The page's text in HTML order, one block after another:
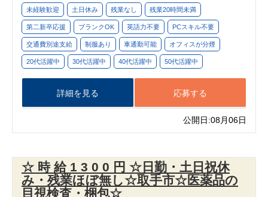
未経験歓迎 土日休み 残業なし 残業20時間未満
第二新卒応援 ブランクOK 英語力不要 PCスキル不要
交通費別途支給 制服あり 車通勤可能 オフィスが分煙
20代活躍中 30代活躍中 40代活躍中 50代活躍中
応募する
詳細を見る
公開日:08月06日
☆ 時 給 1 3 0 0 円 ☆日勤・土日祝休
み・残業ほぼ無し☆取手市☆医薬品の
目視検査・梱包☆